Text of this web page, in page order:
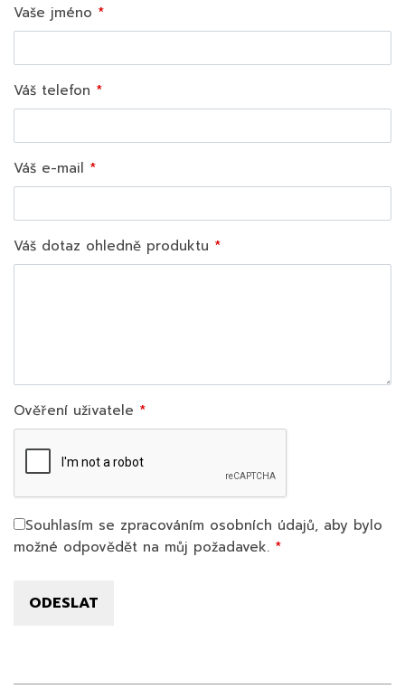
Vaše jméno
Váš telefon
Váš e-mail
Váš dotaz ohledně produktu
Ověření uživatele
Souhlasím se zpracováním osobních údajů, aby bylo
možné odpovědět na můj požadavek.